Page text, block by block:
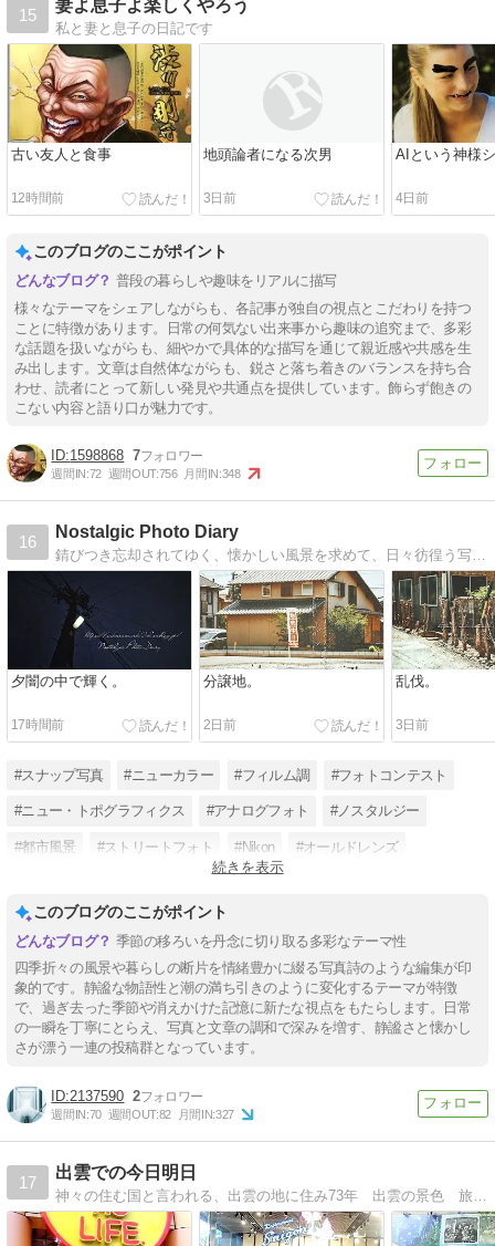
15
妻よ息子よ楽しくやろう
私と妻と息子の日記です
古い友人と食事
12時間前
地頭論者になる次男
3日前
AIという神様
4日前
このブログのここがポイント
普段の暮らしや趣味をリアルに描写
様々なテーマをシェアしながらも、各記事が独自の視点とこだわりを持つ
ことに特徴があります。日常の何気ない出来事から趣味の追究まで、多彩
な話題を扱いながらも、細やかで具体的な描写を通じて親近感や共感を生
み出します。文章は自然体ながらも、鋭さと落ち着きのバランスを持ち合
わせ、読者にとって新しい発見や共通点を提供しています。飾らず飽きの
こない内容と語り口が魅力です。
1598868 7
週間IN:72 週間OUT:756 月間IN:348
16
Nostalgic Photo Diary
錆びつき忘却されてゆく、懐かしい風景を求めて、日々彷徨う写真日記。
夕闇の中で輝く。
17時間前
分譲地。
2日前
乱伐。
3日前
#スナップ写真 #ニューカラー #フィルム調 #フォトコンテスト
#ニュー・トポグラフィクス #アナログフォト #ノスタルジー
#都市風景 #ストリートフォト #Nikon #オールドレンズ
続きを表示
このブログのここがポイント
季節の移ろいを丹念に切り取る多彩なテーマ性
四季折々の風景や暮らしの断片を情緒豊かに綴る写真詩のような編集が印
象的です。静謐な物語性と潮の満ち引きのように変化するテーマが特徴
で、過ぎ去った季節や消えかけた記憶に新たな視点をもたらします。日常
の一瞬を丁寧にとらえ、写真と文章の調和で深みを増す、静謐さと懐かし
さが漂う一連の投稿群となっています。
2137590 2
週間IN:70 週間OUT:82 月間IN:327
17
出雲での今日明日
神々の住む国と言われる、出雲の地に住み73年 出雲の景色 旅した街 出会った人々